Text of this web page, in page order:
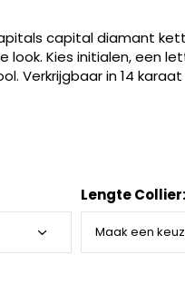
capital diamant
look. Kies initialen, een
Verkrijgbaar in 14
Lengte Collier: